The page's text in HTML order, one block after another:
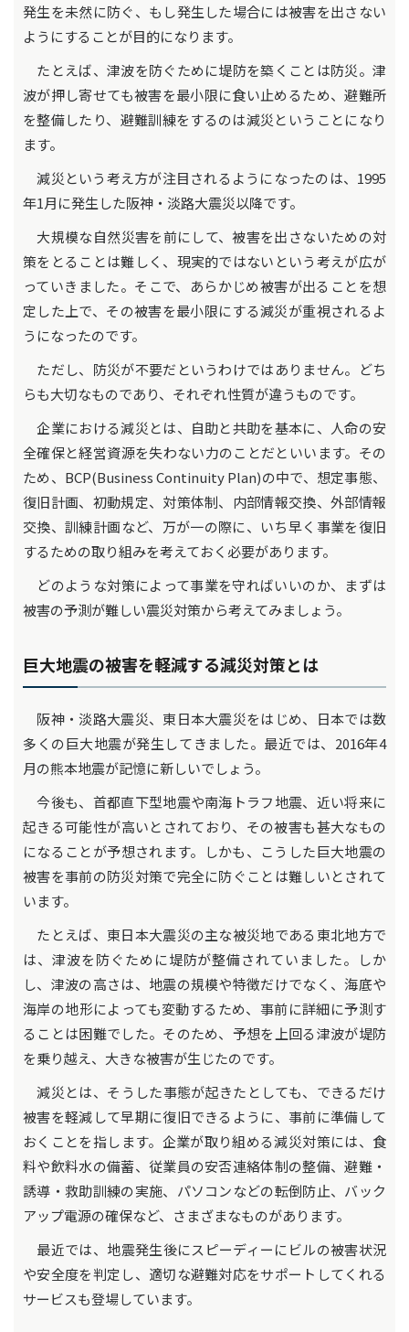
発生を未然に防ぐ、もし発生した場合には被害を出さない
ようにすることが目的になります。
たとえば、津波を防ぐために堤防を築くことは防災。津
波が押し寄せても被害を最小限に食い止めるため、避難所
を整備したり、避難訓練をするのは減災ということになり
ます。
減災という考え方が注目されるようになったのは、1995
年1月に発生した阪神・淡路大震災以降です。
大規模な自然災害を前にして、被害を出さないための対
策をとることは難しく、現実的ではないという考えが広が
っていきました。そこで、あらかじめ被害が出ることを想
定した上で、その被害を最小限にする減災が重視されるよ
うになったのです。
ただし、防災が不要だというわけではありません。どち
らも大切なものであり、それぞれ性質が違うものです。
企業における減災とは、自助と共助を基本に、人命の安
全確保と経営資源を失わない力のことだといいます。その
ため、BCP(Business Continuity Plan)の中で、想定事態、
復旧計画、初動規定、対策体制、内部情報交換、外部情報
交換、訓練計画など、万が一の際に、いち早く事業を復旧
するための取り組みを考えておく必要があります。
どのような対策によって事業を守ればいいのか、まずは
被害の予測が難しい震災対策から考えてみましょう。
巨大地震の被害を軽減する減災対策とは
阪神・淡路大震災、東日本大震災をはじめ、日本では数
多くの巨大地震が発生してきました。最近では、2016年4
月の熊本地震が記憶に新しいでしょう。
今後も、首都直下型地震や南海トラフ地震、近い将来に
起きる可能性が高いとされており、その被害も甚大なもの
になることが予想されます。しかも、こうした巨大地震の
被害を事前の防災対策で完全に防ぐことは難しいとされて
います。
たとえば、東日本大震災の主な被災地である東北地方で
は、津波を防ぐために堤防が整備されていました。しか
し、津波の高さは、地震の規模や特徴だけでなく、海底や
海岸の地形によっても変動するため、事前に詳細に予測す
ることは困難でした。そのため、予想を上回る津波が堤防
を乗り越え、大きな被害が生じたのです。
減災とは、そうした事態が起きたとしても、できるだけ
被害を軽減して早期に復旧できるように、事前に準備して
おくことを指します。企業が取り組める減災対策には、食
料や飲料水の備蓄、従業員の安否連絡体制の整備、避難・
誘導・救助訓練の実施、パソコンなどの転倒防止、バック
アップ電源の確保など、さまざまなものがあります。
最近では、地震発生後にスピーディーにビルの被害状況
や安全度を判定し、適切な避難対応をサポートしてくれる
サービスも登場しています。